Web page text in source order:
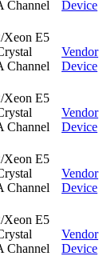
Channel
Device
Xeon E5
Channel
Vendor
Device
Xeon E5
Channel
Vendor
Device
Xeon E5
Channel
Vendor
Device
Xeon E5
Channel
Vendor
Device